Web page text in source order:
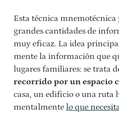
Esta técnica
grandes cantidades de
muy eficaz. La idea
mente la información que
lugares familiares: se trata
recorrido por un espacio
casa, un edificio o una ruta
mentalmente lo que